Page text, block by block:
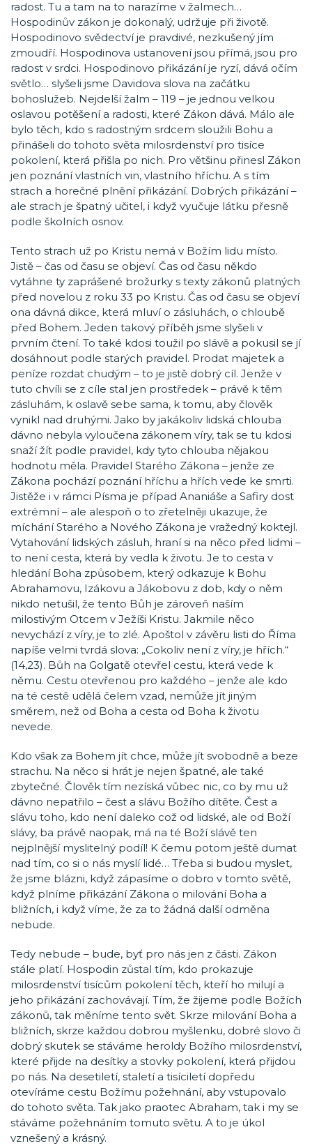
radost. Tu a tam na to narazíme v žalmech…
Hospodinův zákon je dokonalý, udržuje při životě.
Hospodinovo svědectví je pravdivé, nezkušený jím
zmoudří. Hospodinova ustanovení jsou přímá, jsou pro
radost v srdci. Hospodinovo přikázání je ryzí, dává očím
světlo… slyšeli jsme Davidova slova na začátku
bohoslužeb. Nejdelší žalm – 119 – je jednou velkou
oslavou potěšení a radosti, které Zákon dává. Málo ale
bylo těch, kdo s radostným srdcem sloužili Bohu a
přinášeli do tohoto světa milosrdenství pro tisíce
pokolení, která přišla po nich. Pro většinu přinesl Zákon
jen poznání vlastních vin, vlastního hříchu. A s tím
strach a horečné plnění přikázání. Dobrých přikázání –
ale strach je špatný učitel, i když vyučuje látku přesně
podle školních osnov.
Tento strach už po Kristu nemá v Božím lidu místo.
Jistě – čas od času se objeví. Čas od času někdo
vytáhne ty zaprášené brožurky s texty zákonů platných
před novelou z roku 33 po Kristu. Čas od času se objeví
ona dávná dikce, která mluví o zásluhách, o chloubě
před Bohem. Jeden takový příběh jsme slyšeli v
prvním čtení. To také kdosi toužil po slávě a pokusil se jí
dosáhnout podle starých pravidel. Prodat majetek a
peníze rozdat chudým – to je jistě dobrý cíl. Jenže v
tuto chvíli se z cíle stal jen prostředek – právě k těm
zásluhám, k oslavě sebe sama, k tomu, aby člověk
vynikl nad druhými. Jako by jakákoliv lidská chlouba
dávno nebyla vyloučena zákonem víry, tak se tu kdosi
snaží žít podle pravidel, kdy tyto chlouba nějakou
hodnotu měla. Pravidel Starého Zákona – jenže ze
Zákona pochází poznání hříchu a hřích vede ke smrti.
Jistěže i v rámci Písma je případ Ananiáše a Safiry dost
extrémní – ale alespoň o to zřetelněji ukazuje, že
míchání Starého a Nového Zákona je vražedný koktejl.
Vytahování lidských zásluh, hraní si na něco před lidmi –
to není cesta, která by vedla k životu. Je to cesta v
hledání Boha způsobem, který odkazuje k Bohu
Abrahamovu, Izákovu a Jákobovu z dob, kdy o něm
nikdo netušil, že tento Bůh je zároveň naším
milostivým Otcem v Ježíši Kristu. Jakmile něco
nevychází z víry, je to zlé. Apoštol v závěru listi do Říma
napíše velmi tvrdá slova: „Cokoliv není z víry, je hřích.“
(14,23). Bůh na Golgatě otevřel cestu, která vede k
němu. Cestu otevřenou pro každého – jenže ale kdo
na té cestě udělá čelem vzad, nemůže jít jiným
směrem, než od Boha a cesta od Boha k životu
nevede.
Kdo však za Bohem jít chce, může jít svobodně a beze
strachu. Na něco si hrát je nejen špatné, ale také
zbytečné. Člověk tím nezíská vůbec nic, co by mu už
dávno nepatřilo – čest a slávu Božího dítěte. Čest a
slávu toho, kdo není daleko což od lidské, ale od Boží
slávy, ba právě naopak, má na té Boží slávě ten
nejplnější myslitelný podíl! K čemu potom ještě dumat
nad tím, co si o nás myslí lidé… Třeba si budou myslet,
že jsme blázni, když zápasíme o dobro v tomto světě,
když plníme přikázání Zákona o milování Boha a
bližních, i když víme, že za to žádná další odměna
nebude.
Tedy nebude – bude, byť pro nás jen z části. Zákon
stále platí. Hospodin zůstal tím, kdo prokazuje
milosrdenství tisícům pokolení těch, kteří ho milují a
jeho přikázání zachovávají. Tím, že žijeme podle Božích
zákonů, tak měníme tento svět. Skrze milování Boha a
bližních, skrze každou dobrou myšlenku, dobré slovo či
dobrý skutek se stáváme heroldy Božího milosrdenství,
které přijde na desítky a stovky pokolení, která přijdou
po nás. Na desetiletí, staletí a tisíciletí dopředu
otevíráme cestu Božímu požehnání, aby vstupovalo
do tohoto světa. Tak jako praotec Abraham, tak i my se
stáváme požehnáním tomuto světu. A to je úkol
vznešený a krásný.